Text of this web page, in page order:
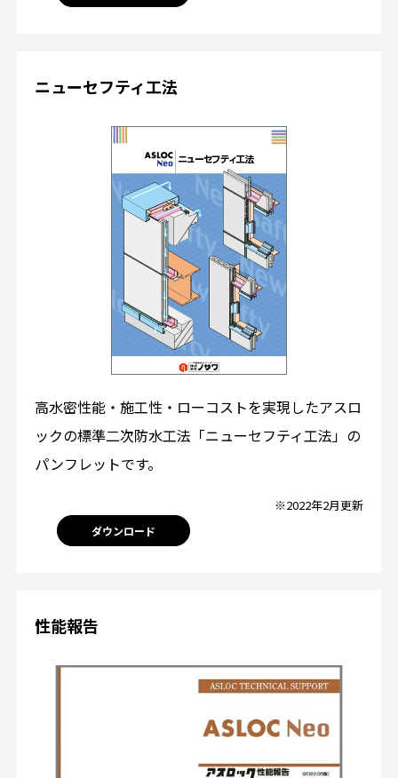
ニューセフティ工法
高水密性能・施工性・ローコストを実現したアスロ
ックの標準二次防水工法「ニューセフティ工法」の
パンフレットです。
※2022年2月更新
ダウンロード
性能報告